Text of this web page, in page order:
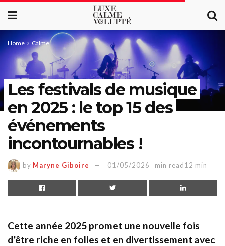
Home Calme
Les festivals de musique
en 2025 : le top 15 des
événements
incontournables !
by Maryne Giboire 01/05/2026 min read12 min
Cette année 2025 promet une nouvelle fois
d’être riche en folies et en divertissement avec